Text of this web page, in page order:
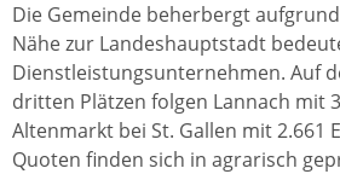
Die Gemeinde beherbergt
Nähe zur Landeshauptstadt
Dienstleistungsunternehmen. Auf
dritten Plätzen folgen Lannach mit
Altenmarkt bei St. Gallen mit 2.661
Quoten finden sich in agrarisch